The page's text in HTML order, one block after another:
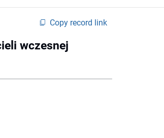
Copy record link
wczesnej